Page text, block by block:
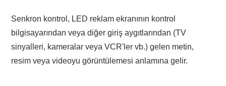
Senkron kontrol, LED reklam ekranının kontrol
bilgisayarından veya diğer giriş aygıtlarından (TV
sinyalleri, kameralar veya VCR'ler vb.) gelen metin,
resim veya videoyu görüntülemesi anlamına gelir.